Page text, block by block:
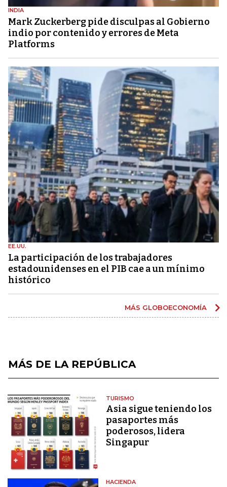
INDIA
Mark Zuckerberg pide disculpas al Gobierno
indio por contenido y errores de Meta
Platforms
EE.UU.
La participación de los trabajadores
estadounidenses en el PIB cae a un mínimo
histórico
MÁS GLOBOECONOMÍA
MÁS DE LA REPÚBLICA
TURISMO
Asia sigue teniendo los
pasaportes más
poderosos, lidera
Singapur
HACIENDA